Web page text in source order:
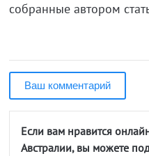
собранные автором
Ваш комментарий
Если вам нравится
Австралии, вы можете